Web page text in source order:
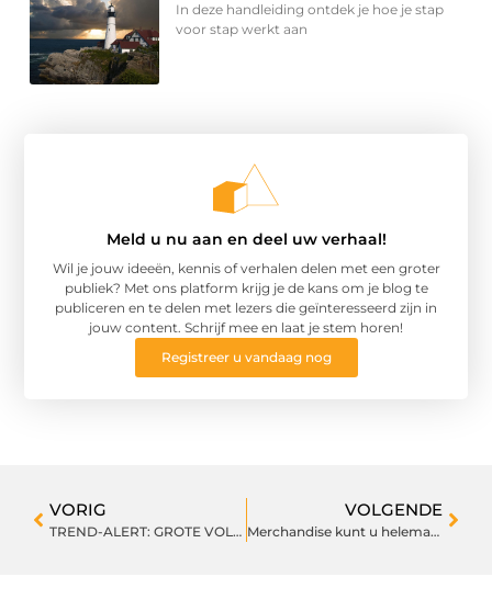
In deze handleiding ontdek je hoe je stap
voor stap werkt aan
Meld u nu aan en deel uw verhaal!
Wil je jouw ideeën, kennis of verhalen delen met een groter
publiek? Met ons platform krijg je de kans om je blog te
publiceren en te delen met lezers die geïnteresseerd zijn in
jouw content. Schrijf mee en laat je stem horen!
Registreer u vandaag nog
VORIG
TREND-ALERT: GROTE VOLUMES AAN JE VOETEN!
VOLGENDE
Merchandise kunt u helemaal op maat laten maken door dit bedrijf